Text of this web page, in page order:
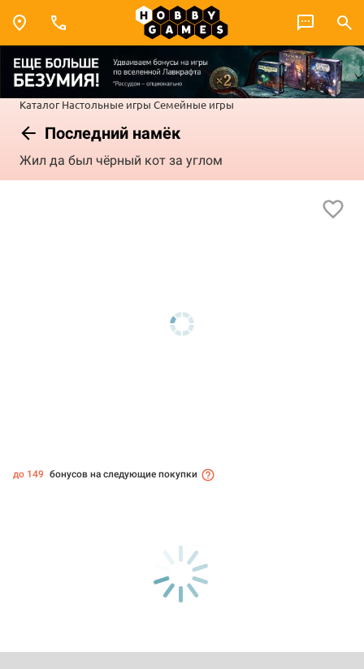
Каталог Настольные игры Семейные игры
Последний намёк
Жил да был чёрный кот за углом
до 149 бонусов на следующие покупки